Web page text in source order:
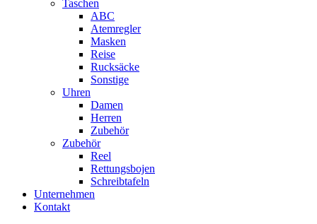
Taschen
ABC
Atemregler
Masken
Reise
Rucksäcke
Sonstige
Uhren
Damen
Herren
Zubehör
Zubehör
Reel
Rettungsbojen
Schreibtafeln
Unternehmen
Kontakt